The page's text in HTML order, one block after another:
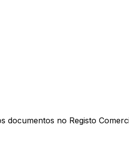
documentos no Registo